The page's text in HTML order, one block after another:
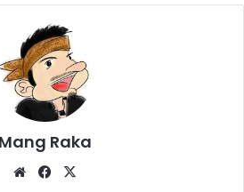
Mang Raka
WebsiteFacebook